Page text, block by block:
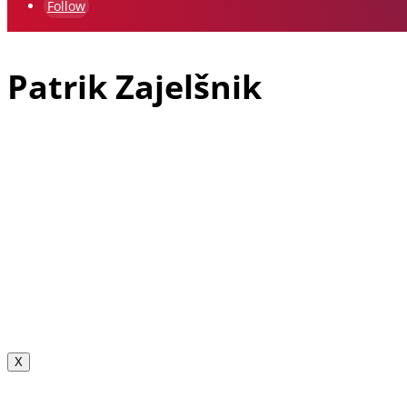
Follow
Patrik Zajelšnik
X